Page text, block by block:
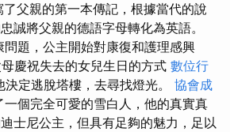
父親的第一本傳記，根據當代的說
誠將父親的德語字母轉化為英語。
問題，公主開始對康復和護理感興
慶祝失去的女兒生日的方式 數位行
決定逃脫塔樓，去尋找燈光。 協會成
個完全可愛的雪白人，他的真實真
士尼公主，但具有足夠的魅力，足以